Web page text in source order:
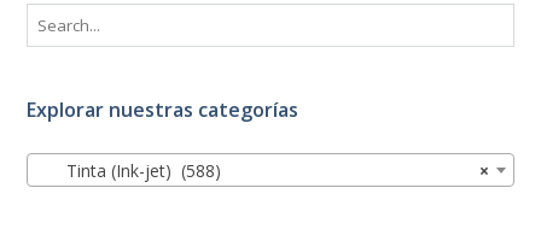
Explorar nuestras categorías
×
Tinta (Ink-jet) (588)